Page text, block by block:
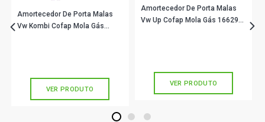
Amortecedor De Porta Malas
Vw Kombi Cofap Mola Gás
VER PRODUTO
Amortecedor De Porta Malas
Vw Up Cofap Mola Gás 16629
VER PRODUTO
1 2 3